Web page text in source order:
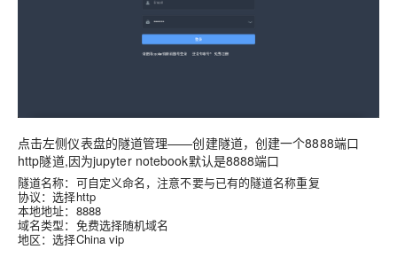
点击左侧仪表盘的隧道管理——创建隧道，创建一个8888端口
http隧道,因为jupyter notebook默认是8888端口
隧道名称：可自定义命名，注意不要与已有的隧道名称重复
协议：选择http
本地地址：8888
域名类型：免费选择随机域名
地区：选择China vip